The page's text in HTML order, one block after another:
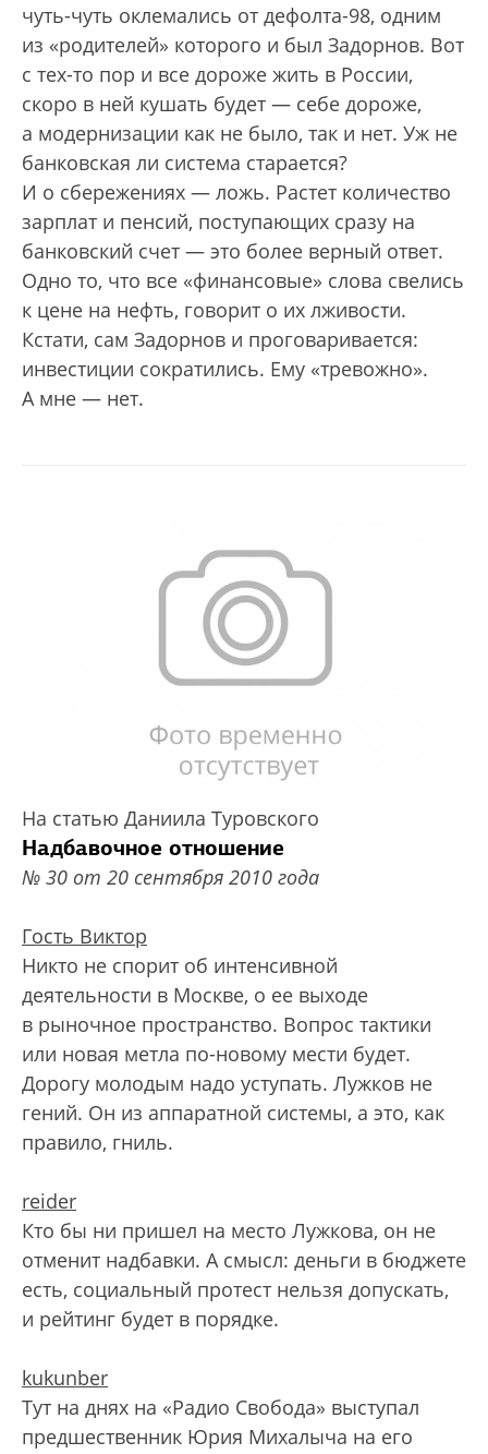
чуть-чуть оклемались от дефолта-98, одним
из «родителей» которого и был Задорнов. Вот
с тех-то пор и все дороже жить в России,
скоро в ней кушать будет — себе дороже,
а модернизации как не было, так и нет. Уж не
банковская ли система старается?
И о сбережениях — ложь. Растет количество
зарплат и пенсий, поступающих сразу на
банковский счет — это более верный ответ.
Одно то, что все «финансовые» слова свелись
к цене на нефть, говорит о их лживости.
Кстати, сам Задорнов и проговаривается:
инвестиции сократились. Ему «тревожно».
А мне — нет.
На статью Даниила Туровского
Надбавочное отношение
№ 30 от 20 сентября 2010 года
Гость Виктор
Никто не спорит об интенсивной
деятельности в Москве, о ее выходе
в рыночное пространство. Вопрос тактики
или новая метла по-новому мести будет.
Дорогу молодым надо уступать. Лужков не
гений. Он из аппаратной системы, а это, как
правило, гниль.
reider
Кто бы ни пришел на место Лужкова, он не
отменит надбавки. А смысл: деньги в бюджете
есть, социальный протест нельзя допускать,
и рейтинг будет в порядке.
kukunber
Тут на днях на «Радио Свобода» выступал
предшественник Юрия Михалыча на его